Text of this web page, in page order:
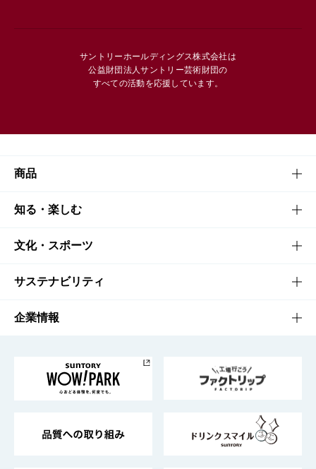
サントリーホールディングス株式会社は
公益財団法人サントリー芸術財団の
すべての活動を応援しています。
商品
商品TOP
商品一覧
商品発売情報
栄養成分一覧
知る・楽しむ
知る・楽しむTOP
キャンペーン
工場見学
地域情報
文化・スポーツ
文化・スポーツTOP
サントリーホール
サントリーサンバーズ大阪
サステナビリティ
サステナビリティTOP
サントリーが考えるサステナビリティ経営
企業情報
企業概要